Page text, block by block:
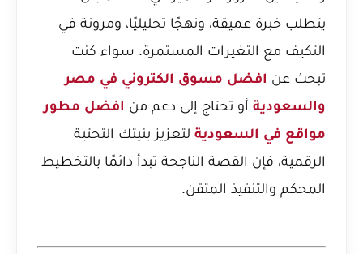
يتطلب خبرة عميقة، ونهجًا تحليليًا، ومرونة في
التكيف مع التغيرات المستمرة. سواء كنت
تبحث عن افضل مسوق الكتروني في مصر
والسعودية أو تحتاج إلى دعم من افضل مطور
مواقع في السعودية لتعزيز بنيتك التحتية
الرقمية، فإن القصة الناجحة تبدأ دائمًا بالتخطيط
المحكم والتنفيذ المتقن.